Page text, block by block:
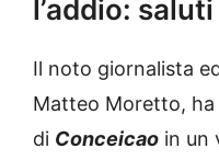
l’addio:
Il noto giornalista
Matteo Moretto,
di Conceicao in un